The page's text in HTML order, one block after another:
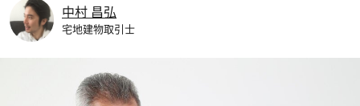
中村 昌弘
宅地建物取引士